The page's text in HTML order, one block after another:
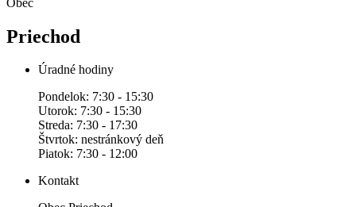
Priechod
Úradné hodiny
Pondelok: 7:30 - 15:30
Utorok: 7:30 - 15:30
Streda: 7:30 - 17:30
Štvrtok: nestránkový deň
Piatok: 7:30 - 12:00
Kontakt